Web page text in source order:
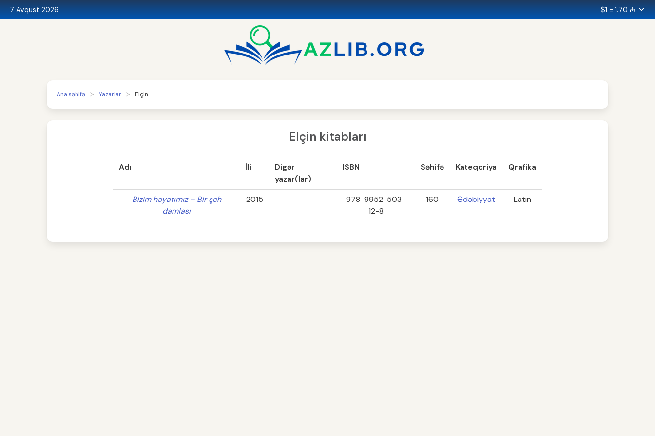
7 Avqust 2026 $1 = 1.70 ₼
Ana səhifə Yazarlar Elçin
Elçin kitabları
Adı İli
Digər
yazar(lar)
ISBN Səhifə Kateqoriya Qrafika
Bizim həyatımız – Bir şeh
damlası
2015 -
978-9952-503-
12-8
160 Ədəbiyyat Latın